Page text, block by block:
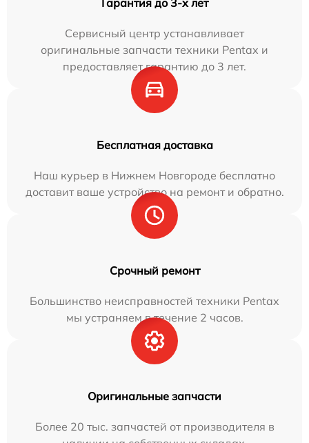
Сервисный центр устанавливает
оригинальные запчасти техники Pentax и
предоставляет гарантию до 3 лет.
Бесплатная доставка
Наш курьер в Нижнем Новгороде бесплатно
доставит ваше устройство на ремонт и обратно.
Срочный ремонт
Большинство неисправностей техники Pentax
мы устраняем в течение 2 часов.
Оригинальные запчасти
Более 20 тыс. запчастей от производителя в